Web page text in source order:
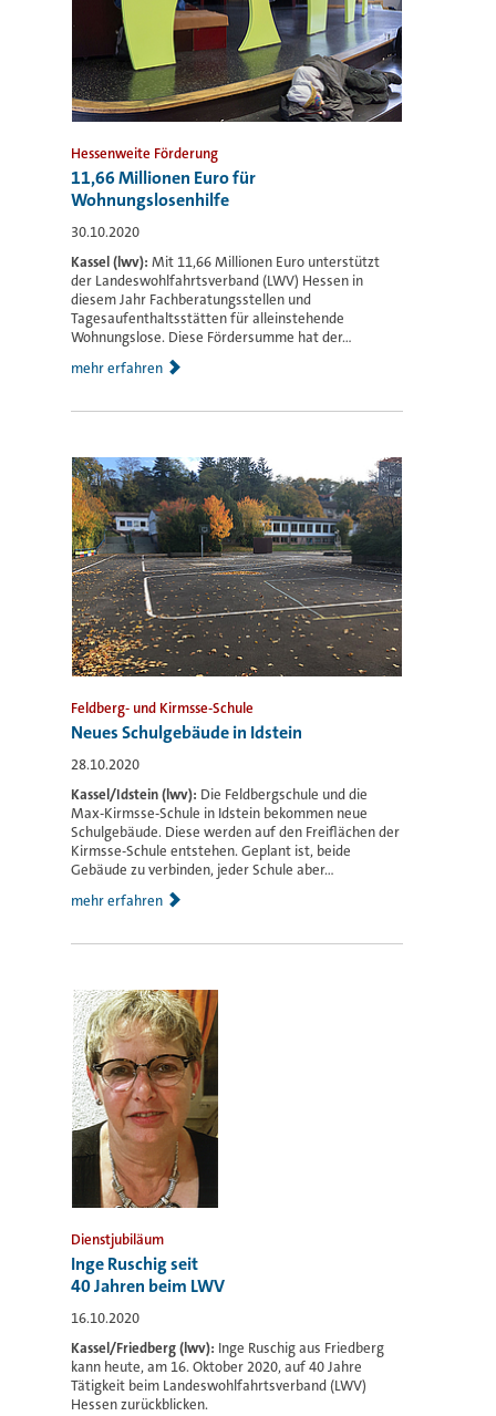
Hessenweite Förderung
11,66 Millionen Euro für
Wohnungslosenhilfe
30.10.2020
Kassel (lwv): Mit 11,66 Millionen Euro unterstützt
der Landeswohlfahrtsverband (LWV) Hessen in
diesem Jahr Fachberatungsstellen und
Tagesaufenthaltsstätten für alleinstehende
Wohnungslose. Diese Fördersumme hat der...
mehr erfahren
Feldberg- und Kirmsse-Schule
Neues Schulgebäude in Idstein
28.10.2020
Kassel/Idstein (lwv): Die Feldbergschule und die
Max-Kirmsse-Schule in Idstein bekommen neue
Schulgebäude. Diese werden auf den Freiflächen der
Kirmsse-Schule entstehen. Geplant ist, beide
Gebäude zu verbinden, jeder Schule aber...
mehr erfahren
Dienstjubiläum
Inge Ruschig seit
40 Jahren beim LWV
16.10.2020
Kassel/Friedberg (lwv): Inge Ruschig aus Friedberg
kann heute, am 16. Oktober 2020, auf 40 Jahre
Tätigkeit beim Landeswohlfahrtsverband (LWV)
Hessen zurückblicken.